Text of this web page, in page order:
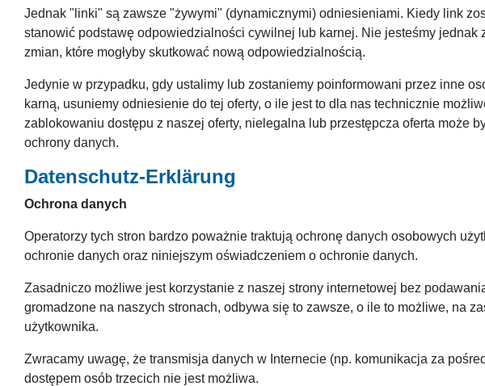
Jednak "linki" są zawsze "żywymi" (dynamicznymi) odniesieniami. Kiedy link
stanowić podstawę odpowiedzialności cywilnej lub karnej. Nie jesteśmy jednak
zmian, które mogłyby skutkować nową odpowiedzialnością.
Jedynie w przypadku, gdy ustalimy lub zostaniemy poinformowani przez inne
karną, usuniemy odniesienie do tej oferty, o ile jest to dla nas technicznie
zablokowaniu dostępu z naszej oferty, nielegalna lub przestępcza oferta może
ochrony danych.
Datenschutz-Erklärung
Ochrona danych
Operatorzy tych stron bardzo poważnie traktują ochronę danych osobowych
ochronie danych oraz niniejszym oświadczeniem o ochronie danych.
Zasadniczo możliwe jest korzystanie z naszej strony internetowej bez
gromadzone na naszych stronach, odbywa się to zawsze, o ile to możliwe, na
użytkownika.
Zwracamy uwagę, że transmisja danych w Internecie (np. komunikacja za
dostępem osób trzecich nie jest możliwa.